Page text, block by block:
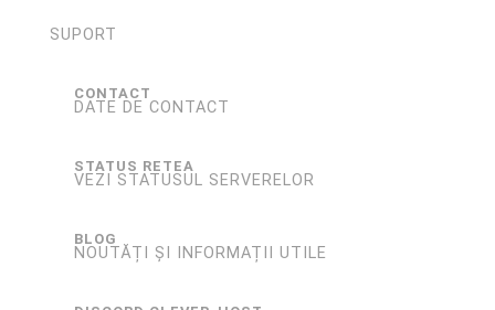
SUPORT
CONTACT
DATE DE CONTACT
STATUS RETEA
VEZI STATUSUL SERVERELOR
BLOG
NOUTĂȚI ȘI INFORMAȚII UTILE